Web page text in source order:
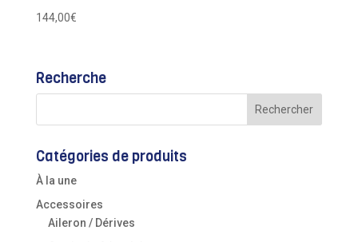
144,00€
Recherche
Catégories de produits
À la une
Accessoires
Aileron / Dérives